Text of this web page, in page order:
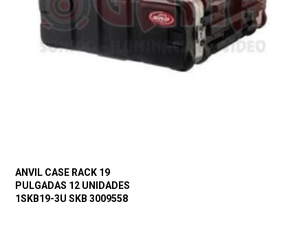
ANVIL CASE RACK 19
PULGADAS 12 UNIDADES
1SKB19-3U SKB 3009558